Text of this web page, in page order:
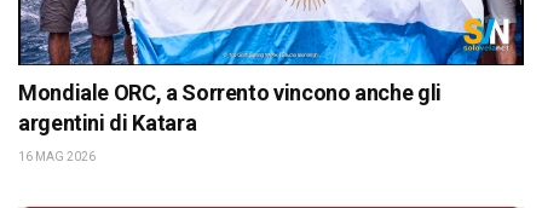
Mondiale ORC, a Sorrento vincono anche gli
argentini di Katara
16 MAG 2026